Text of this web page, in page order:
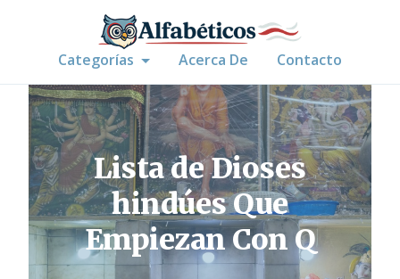
Categorías Acerca De Contacto
Lista de Dioses
hindúes Que
Empiezan Con Q